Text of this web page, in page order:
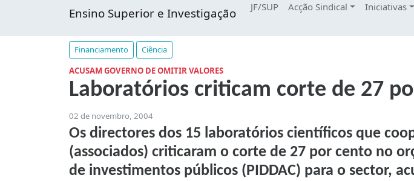
Ensino Superior e Investigação JF/SUP Acção Sindical Iniciativas
Financiamento
Ciência
ACUSAM GOVERNO DE OMITIR VALORES
Laboratórios criticam corte de 27
02 de novembro, 2004
Os directores dos 15 laboratórios científicos que
(associados) criticaram o corte de 27 por cento no
de investimentos públicos (PIDDAC) para o sector,